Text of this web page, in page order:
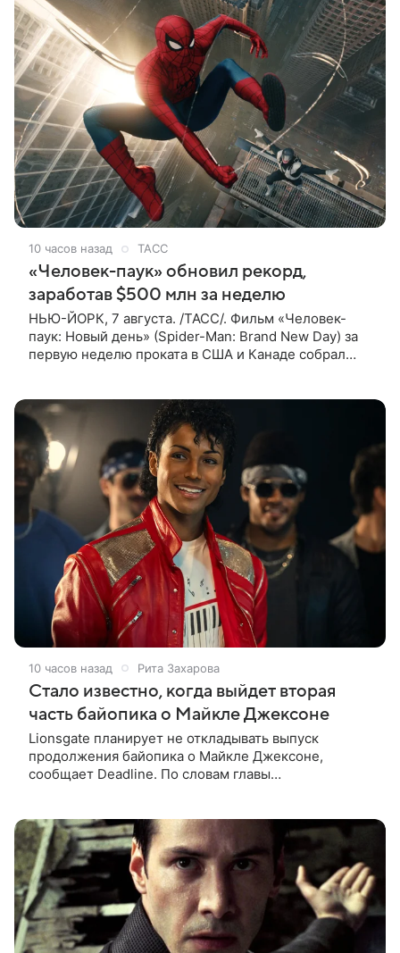
10 часов назад ТАСС
«Человек-паук» обновил рекорд,
заработав $500 млн за неделю
НЬЮ-ЙОРК, 7 августа. /ТАСС/. Фильм «Человек-
паук: Новый день» (Spider-Man: Brand New Day) за
первую неделю проката в США и Канаде собрал
10 часов назад Рита Захарова
Стало известно, когда выйдет вторая
часть байопика о Майкле Джексоне
Lionsgate планирует не откладывать выпуск
продолжения байопика о Майкле Джексоне,
сообщает Deadline. По словам главы
конце